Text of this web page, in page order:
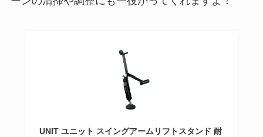
UNIT ユニット スイングアームリフトスタンド 耐